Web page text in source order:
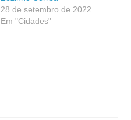
28 de setembro de 2022
Em "Cidades"